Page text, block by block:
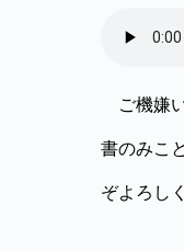
ご機嫌
書のみこ
ぞよろし